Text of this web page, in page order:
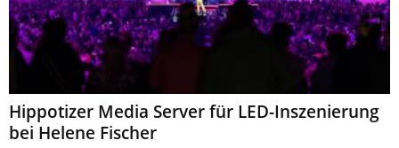
Hippotizer Media Server für LED-Inszenierung
bei Helene Fischer